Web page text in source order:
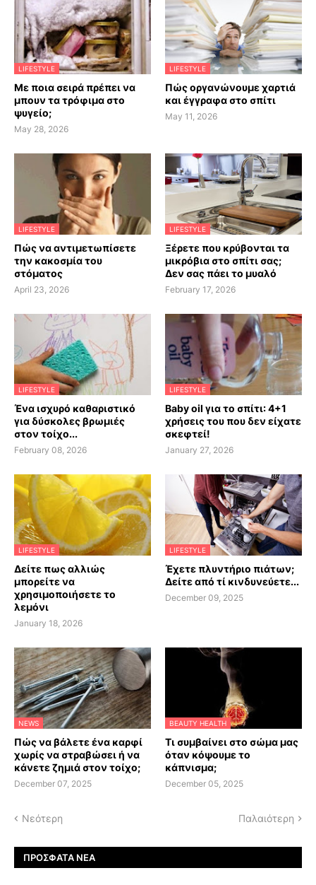
LIFESTYLE
Με ποια σειρά πρέπει να
μπουν τα τρόφιμα στο
ψυγείο;
May 28, 2026
LIFESTYLE
Πώς οργανώνουμε χαρτιά
και έγγραφα στο σπίτι
May 11, 2026
LIFESTYLE
Πώς να αντιμετωπίσετε
την κακοσμία του
στόματος
April 23, 2026
LIFESTYLE
Ξέρετε που κρύβονται τα
μικρόβια στο σπίτι σας;
Δεν σας πάει το μυαλό
February 17, 2026
LIFESTYLE
Ένα ισχυρό καθαριστικό
για δύσκολες βρωμιές
στον τοίχο...
February 08, 2026
LIFESTYLE
Baby oil για το σπίτι: 4+1
χρήσεις του που δεν είχατε
σκεφτεί!
January 27, 2026
LIFESTYLE
Δείτε πως αλλιώς
μπορείτε να
χρησιμοποιήσετε το
λεμόνι
January 18, 2026
LIFESTYLE
Έχετε πλυντήριο πιάτων;
Δείτε από τί κινδυνεύετε...
December 09, 2025
NEWS
Πώς να βάλετε ένα καρφί
χωρίς να στραβώσει ή να
κάνετε ζημιά στον τοίχο;
December 07, 2025
BEAUTY HEALTH
Τι συμβαίνει στο σώμα μας
όταν κόψουμε το
κάπνισμα;
December 05, 2025
Νεότερη Παλαιότερη
ΠΡΌΣΦΑΤΑ ΝΈΑ